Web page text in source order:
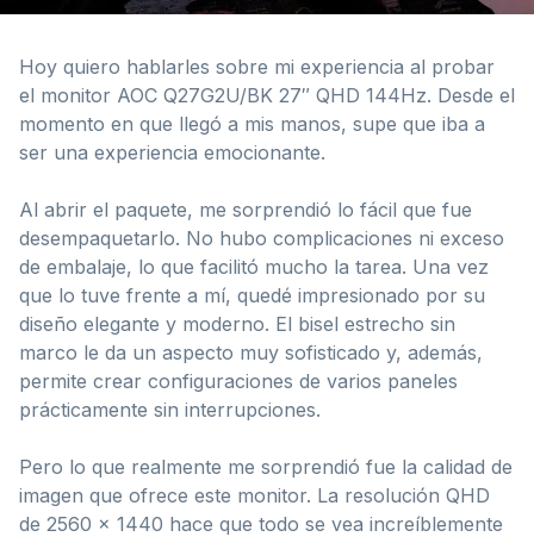
Hoy quiero hablarles sobre mi experiencia al probar
el monitor AOC Q27G2U/BK 27″ QHD 144Hz. Desde el
momento en que llegó a mis manos, supe que iba a
ser una experiencia emocionante.
Al abrir el paquete, me sorprendió lo fácil que fue
desempaquetarlo. No hubo complicaciones ni exceso
de embalaje, lo que facilitó mucho la tarea. Una vez
que lo tuve frente a mí, quedé impresionado por su
diseño elegante y moderno. El bisel estrecho sin
marco le da un aspecto muy sofisticado y, además,
permite crear configuraciones de varios paneles
prácticamente sin interrupciones.
Pero lo que realmente me sorprendió fue la calidad de
imagen que ofrece este monitor. La resolución QHD
de 2560 x 1440 hace que todo se vea increíblemente